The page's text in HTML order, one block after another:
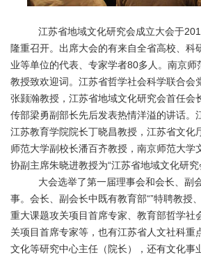
江苏省地域文化研究会成立大会于
隆重召开。出席大会的有来自全省高校、科
业等单位的代表、专家学者80多人。南京师
教授致欢迎词。江苏省哲学社会科学联合会
张颢瀚教授，江苏省地域文化研究会首任会
传部梁勇副部长先后发表热情洋溢的讲话。
江苏教育学院院长丁晓昌教授，江苏省文化
师范大学副校长潘百齐教授，南京师范大学
协副主席朱晓进教授为“江苏省地域文化研究
大会选举了第一届理事会和会长、副
事。会长、副会长中既有教育部“”特聘教授
重大课题攻关项目首席专家、教育部哲学社
关项目首席专家等，也有江苏省人文社科重
文化等研究中心主任（院长），还有文化事